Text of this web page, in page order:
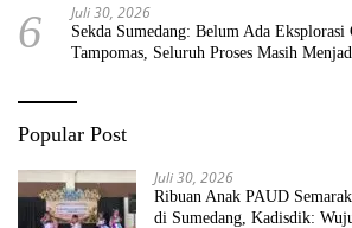
6 Juli 30, 2026
Sekda Sumedang: Belum Ada Eksplorasi
Tampomas, Seluruh Proses Masih
Popular Post
Juli 30, 2026
Ribuan Anak PAUD
di Sumedang, Kadisdik: